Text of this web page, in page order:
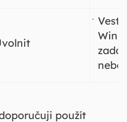
nebo
použít